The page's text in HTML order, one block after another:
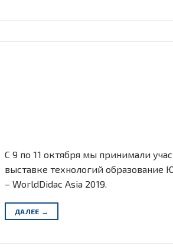
C 9 по 11 октября мы принимали
выставке технологий образование
– WorldDidac Asia 2019.
ДАЛЕЕ →